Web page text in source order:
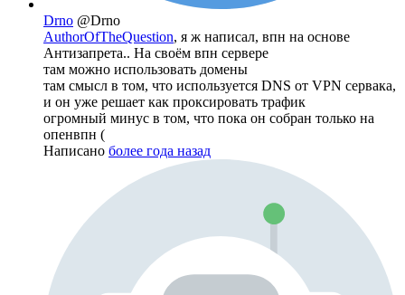
Drno @Drno
AuthorOfTheQuestion, я ж написал, впн на основе
Антизапрета.. На своём впн сервере
там можно использовать домены
там смысл в том, что используется DNS от VPN сервака,
и он уже решает как проксировать трафик
огромный минус в том, что пока он собран только на
опенвпн (
Написано более года назад